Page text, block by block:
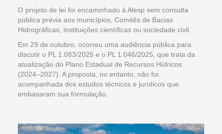
O projeto de lei foi encaminhado à Alesp sem consulta
pública prévia aos municípios, Comitês de Bacias
Hidrográficas, instituições científicas ou sociedade civil.
Em 29 de outubro, ocorreu uma audiência pública para
discutir o PL 1.083/2025 e o PL 1.046/2025, que trata da
atualização do Plano Estadual de Recursos Hídricos
(2024–2027). A proposta, no entanto, não foi
acompanhada dos estudos técnicos e jurídicos que
embasaram sua formulação.